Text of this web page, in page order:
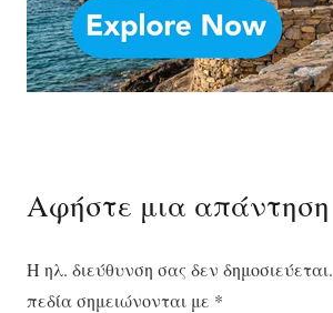
Αφήστε μια απάντηση
Η ηλ. διεύθυνση σας δεν δημοσιεύεται.
πεδία σημειώνονται με *